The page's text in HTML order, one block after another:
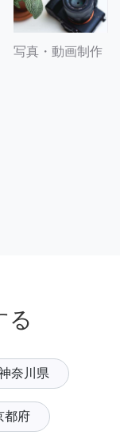
写真・動画制作
る
奈川県
都府